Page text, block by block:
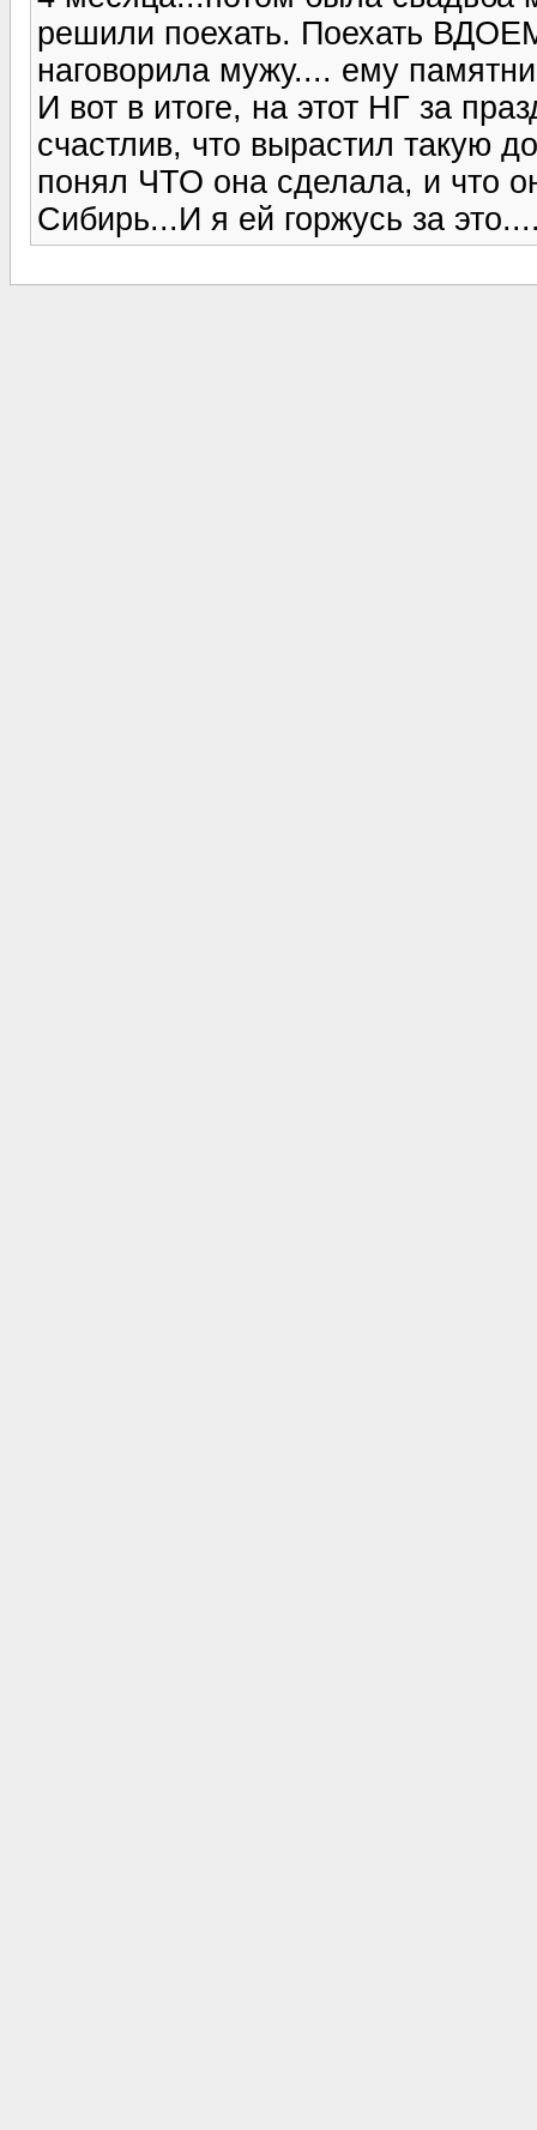
решили поехать. Поехать
наговорила мужу.... ему
И вот в итоге, на этот НГ за
счастлив, что вырастил такую
понял ЧТО она сделала, и что
Сибирь...И я ей горжусь за